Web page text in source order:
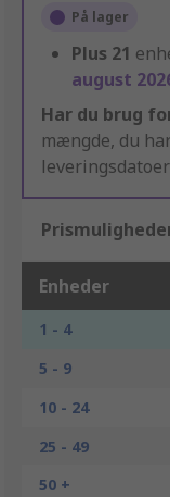
På lager
Plus 21
august
Har du brug
mængde, du
Enheder
1 - 4
5 - 9
10 - 24
25 - 49
50 +